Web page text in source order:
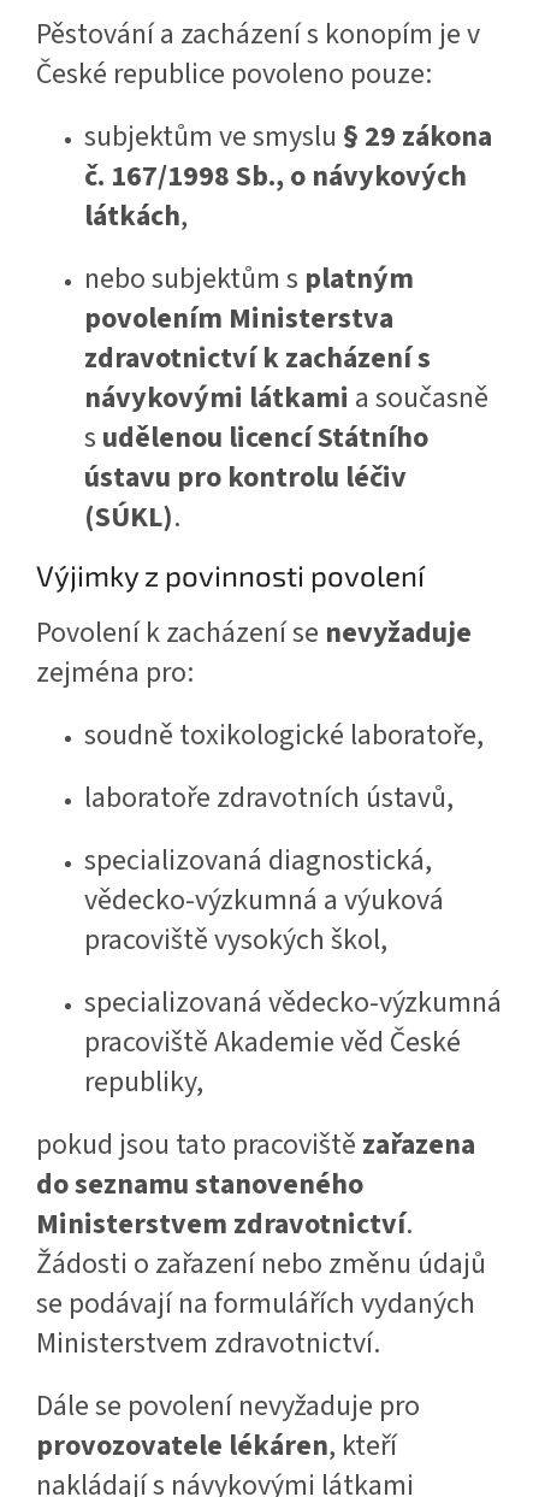
Pěstování a zacházení s konopím je v
České republice povoleno pouze:
subjektům ve smyslu § 29 zákona
č. 167/1998 Sb., o návykových
látkách,
nebo subjektům s platným
povolením Ministerstva
zdravotnictví k zacházení s
návykovými látkami a současně
s udělenou licencí Státního
ústavu pro kontrolu léčiv
(SÚKL).
Výjimky z povinnosti povolení
Povolení k zacházení se nevyžaduje
zejména pro:
soudně toxikologické laboratoře,
laboratoře zdravotních ústavů,
specializovaná diagnostická,
vědecko-výzkumná a výuková
pracoviště vysokých škol,
specializovaná vědecko-výzkumná
pracoviště Akademie věd České
republiky,
pokud jsou tato pracoviště zařazena
do seznamu stanoveného
Ministerstvem zdravotnictví.
Žádosti o zařazení nebo změnu údajů
se podávají na formulářích vydaných
Ministerstvem zdravotnictví.
Dále se povolení nevyžaduje pro
provozovatele lékáren, kteří
nakládají s návykovými látkami